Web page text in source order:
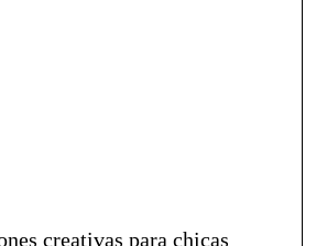
creativas para chicas